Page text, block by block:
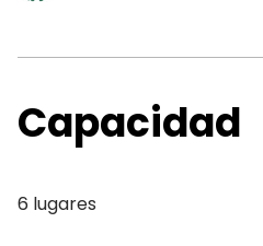
Capacidad
6 lugares